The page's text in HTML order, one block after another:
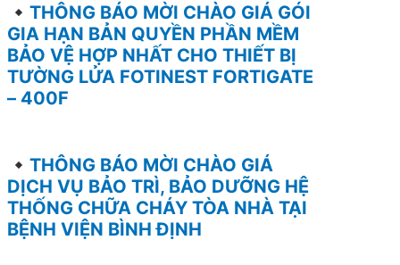
THÔNG BÁO MỜI CHÀO GIÁ GÓI
GIA HẠN BẢN QUYỀN PHẦN MỀM
BẢO VỆ HỢP NHẤT CHO THIẾT BỊ
TƯỜNG LỬA FOTINEST FORTIGATE
– 400F
THÔNG BÁO MỜI CHÀO GIÁ
DỊCH VỤ BẢO TRÌ, BẢO DƯỠNG HỆ
THỐNG CHỮA CHÁY TÒA NHÀ TẠI
BỆNH VIỆN BÌNH ĐỊNH